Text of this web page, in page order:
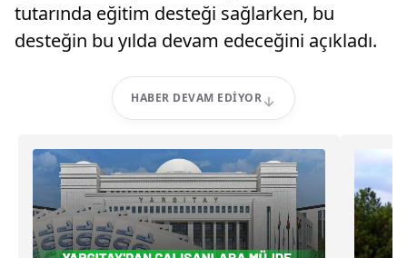
tutarında eğitim desteği sağlarken, bu
desteğin bu yılda devam edeceğini açıkladı.
HABER DEVAM EDIYOR